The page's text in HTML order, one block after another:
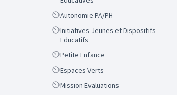
ScopeAutonomie PA/PH
Scope
Initiatives Jeunes et Dispositifs
Educatifs
ScopePetite Enfance
ScopeEspaces Verts
ScopeMission Evaluations